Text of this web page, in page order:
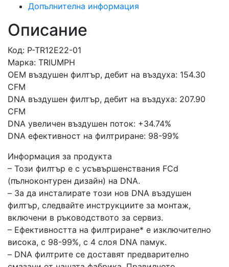
Допълнителна информация
Описание
Код: P-TR12E22-01
Марка: TRIUMPH
OEM въздушен филтър, дебит на въздуха: 154.30
CFM
DNA въздушен филтър, дебит на въздуха: 207.90
CFM
DNA увеличен въздушен поток: +34.74%
DNA ефективност на филтриране: 98-99%
Информация за продукта
– Този филтър е с усъвършенствания FCd
(пълноконтурен дизайн) на DNA.
– За да инсталирате този нов DNA въздушен
филтър, следвайте инструкциите за монтаж,
включени в ръководството за сервиз.
– Ефективността на филтриране* е изключително
висока, с 98-99%, с 4 слоя DNA памук.
– DNA филтрите се доставят предварително